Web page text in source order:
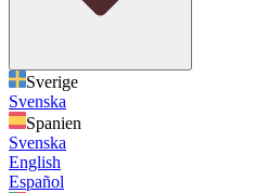
Sverige
Svenska
Spanien
Svenska
English
Español